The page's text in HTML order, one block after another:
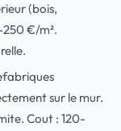
(bois,
€/m².
sur le mur.
Cout : 120-